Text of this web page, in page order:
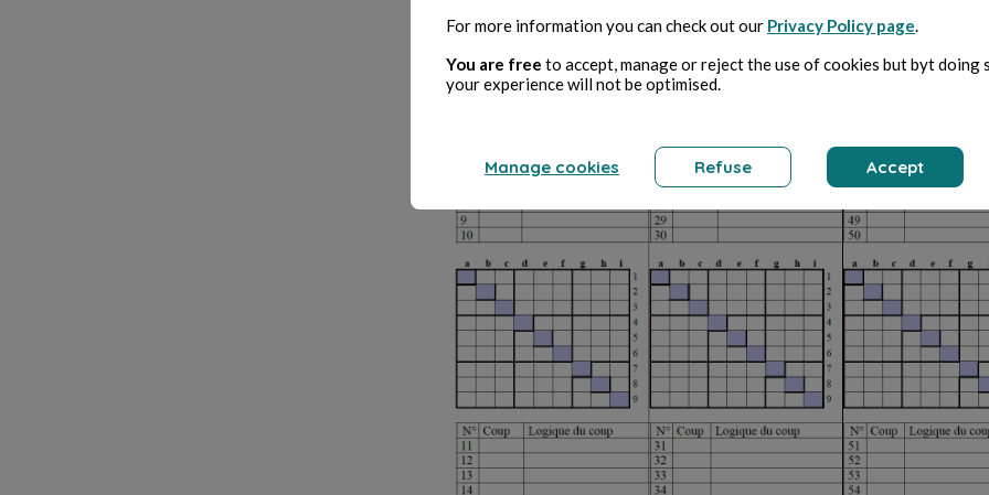
For more information you can check out our Privacy Policy page.
You are free to accept, manage or reject the use of cookies but byt doing
your experience will not be optimised.
Manage cookies Refuse Accept